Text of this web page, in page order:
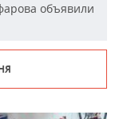
объявили